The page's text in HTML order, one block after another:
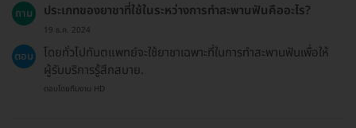
ถาม ประเภทของยาชาที่ใช้ในระหว่างการทำสะพานฟันคืออะไร?
19 ธ.ค. 2024
ตอบ
โดยทั่วไปทันตแพทย์จะใช้ยาชาเฉพาะที่ในการทำสะพานฟันเพื่อให้
ผู้รับบริการรู้สึกสบาย.
ตอบโดยทีมงาน HD